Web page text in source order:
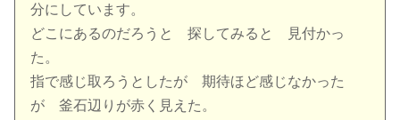
分にしています。
どこにあるのだろうと 探してみると 見付かっ
た。
指で感じ取ろうとしたが 期待ほど感じなかった
が 釜石辺りが赤く見えた。